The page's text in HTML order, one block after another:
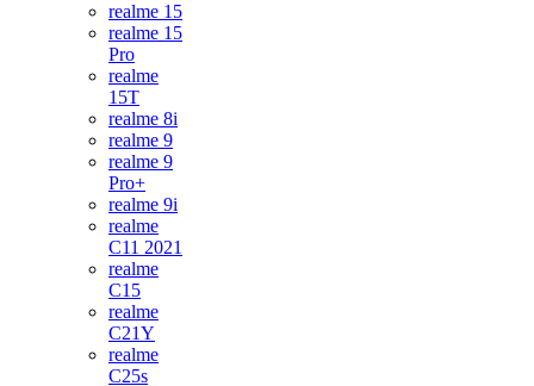
realme 15
realme 15
Pro
realme
15T
realme 8i
realme 9
realme 9
Pro+
realme 9i
realme
C11 2021
realme
C15
realme
C21Y
realme
C25s